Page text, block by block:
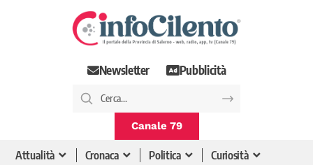
Newsletter Pubblicità
Canale 79
Attualità Cronaca Politica
Curiosità